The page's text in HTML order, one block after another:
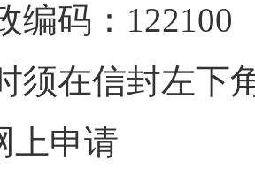
编码：122100
须在信封左下
上申请